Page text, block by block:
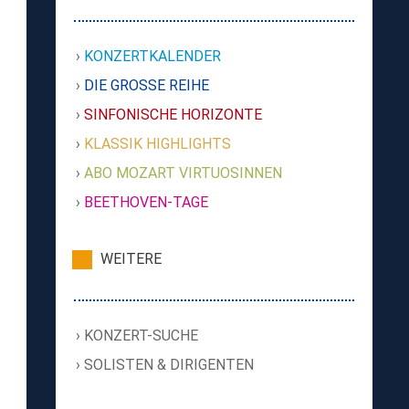
KONZERTKALENDER
DIE GROSSE REIHE
SINFONISCHE HORIZONTE
KLASSIK HIGHLIGHTS
ABO MOZART VIRTUOSINNEN
BEETHOVEN-TAGE
WEITERE
KONZERT-SUCHE
SOLISTEN & DIRIGENTEN